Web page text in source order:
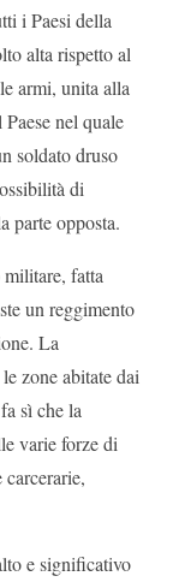
i Paesi della
alta rispetto al
armi, unita alla
nel quale
soldato druso
di
parte opposta.
fatta
un reggimento
La
zone abitate dai
sì che la
varie forze di
e significativo